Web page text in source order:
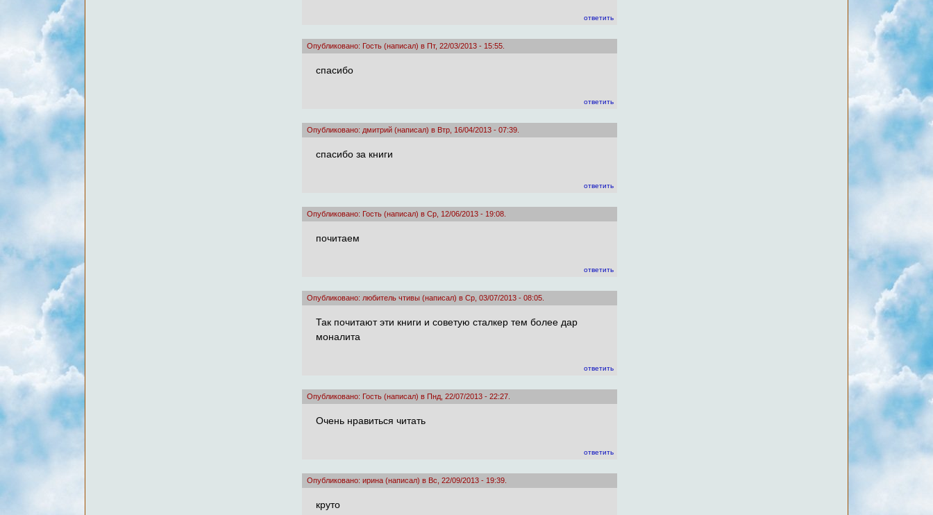
ответить
Опубликовано: Гость (написал) в Пт, 22/03/2013 - 15:55.
спасибо
ответить
Опубликовано: дмитрий (написал) в Втр, 16/04/2013 - 07:39.
спасибо за книги
ответить
Опубликовано: Гость (написал) в Ср, 12/06/2013 - 19:08.
почитаем
ответить
Опубликовано: любитель чтивы (написал) в Ср, 03/07/2013 - 08:05.
Так почитают эти книги и советую сталкер тем более дар
моналита
ответить
Опубликовано: Гость (написал) в Пнд, 22/07/2013 - 22:27.
Очень нравиться читать
ответить
Опубликовано: ирина (написал) в Вс, 22/09/2013 - 19:39.
круто